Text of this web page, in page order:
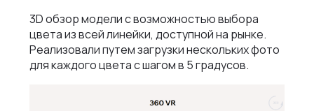
3D обзор модели с возможностью выбора
цвета из всей линейки, доступной на рынке.
Реализовали путем загрузки нескольких фото
для каждого цвета с шагом в 5 градусов.